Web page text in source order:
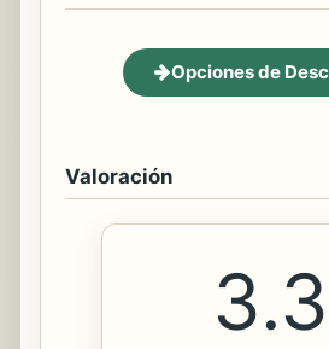
Opciones de
Valoración
3.3